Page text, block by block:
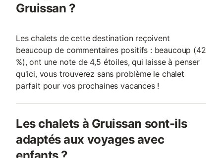
Gruissan ?
Les chalets de cette destination reçoivent
beaucoup de commentaires positifs : beaucoup (42
%), ont une note de 4,5 étoiles, qui laisse à penser
qu'ici, vous trouverez sans problème le chalet
parfait pour vos prochaines vacances !
Les chalets à Gruissan sont-ils
adaptés aux voyages avec